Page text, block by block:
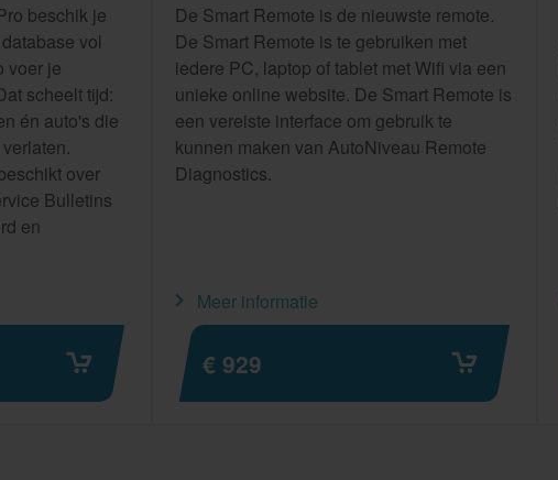
beschik je
vol
voer je
scheelt tijd:
én auto's die
over
Bulletins
en
De Smart Remote is de nieuwste remote.
De Smart Remote is te gebruiken met
iedere PC, laptop of tablet met Wifi via een
unieke online website. De Smart Remote is
een vereiste interface om gebruik te
kunnen maken van AutoNiveau Remote
Diagnostics.
Meer informatie
€ 929